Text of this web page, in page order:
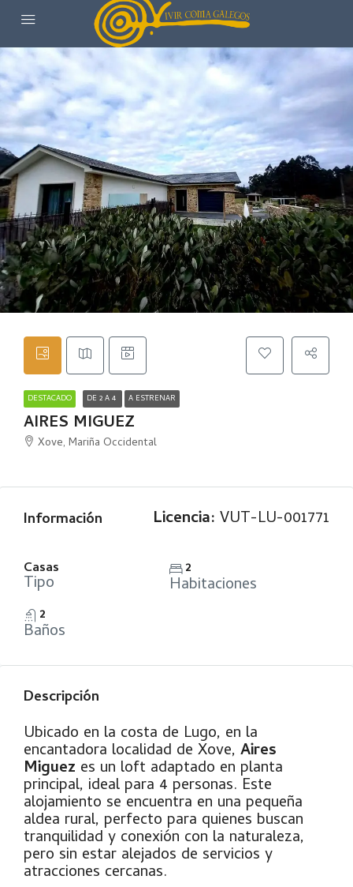
DESTACADO DE 2 A 4 A ESTRENAR
AIRES MIGUEZ
Xove, Mariña Occidental
Información Licencia: VUT-LU-001771
Casas
Tipo
2
Habitaciones
2
Baños
Descripción
Ubicado en la costa de Lugo, en la
encantadora localidad de Xove, Aires
Miguez es un loft adaptado en planta
principal, ideal para 4 personas. Este
alojamiento se encuentra en una pequeña
aldea rural, perfecto para quienes buscan
tranquilidad y conexión con la naturaleza,
pero sin estar alejados de servicios y
atracciones cercanas.